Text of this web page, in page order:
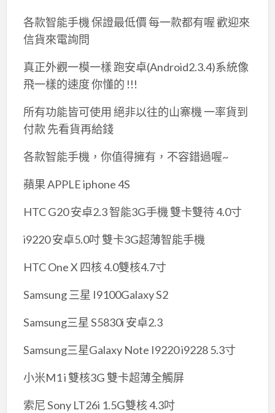
各款智能手機 保證最低價 每一款都有喔 歡迎來
信貨來電詢問
真正外觀一模一樣 跑安卓(Android2.3.4)系統像
飛一樣的速度 你懂的 !!!
所有功能皆可使用 絕非以往的山寨機 一率貨到
付款 先看貨再給錢
各款智能手機，你值得擁有，不容錯過喔~
蘋果 APPLE iphone 4S
HTC G20 安卓2.3 智能3G手機 雙卡雙待 4.0寸
i9220 安卓5.0吋 雙卡3G超薄智能手機
HTC One X 四核 4.0雙核4.7寸
Samsung 三星 I9100Galaxy S2
Samsung三星 S5830i 安卓2.3
Samsung三星Galaxy Note I9220 i9228 5.3寸
小米M1 i 雙核3G 雙卡超薄全觸屏
索尼 Sony LT26i 1.5G雙核 4.3吋